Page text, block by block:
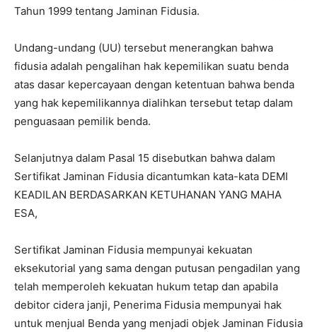
Tahun 1999 tentang Jaminan Fidusia.
Undang-undang (UU) tersebut menerangkan bahwa
fidusia adalah pengalihan hak kepemilikan suatu benda
atas dasar kepercayaan dengan ketentuan bahwa benda
yang hak kepemilikannya dialihkan tersebut tetap dalam
penguasaan pemilik benda.
Selanjutnya dalam Pasal 15 disebutkan bahwa dalam
Sertifikat Jaminan Fidusia dicantumkan kata-kata DEMI
KEADILAN BERDASARKAN KETUHANAN YANG MAHA
ESA,
Sertifikat Jaminan Fidusia mempunyai kekuatan
eksekutorial yang sama dengan putusan pengadilan yang
telah memperoleh kekuatan hukum tetap dan apabila
debitor cidera janji, Penerima Fidusia mempunyai hak
untuk menjual Benda yang menjadi objek Jaminan Fidusia